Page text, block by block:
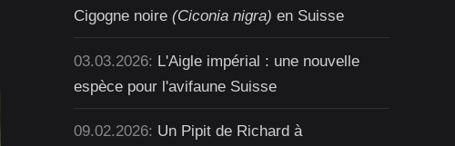
Cigogne noire(Ciconia nigra) en Suisse
03.03.2026: L'Aigle impérial : une nouvelle
espèce pour l'avifaune Suisse
09.02.2026: Un Pipit de Richard à